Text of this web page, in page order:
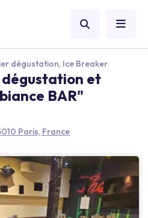
dégustation, Ice Breaker
et
BAR"
Paris, France